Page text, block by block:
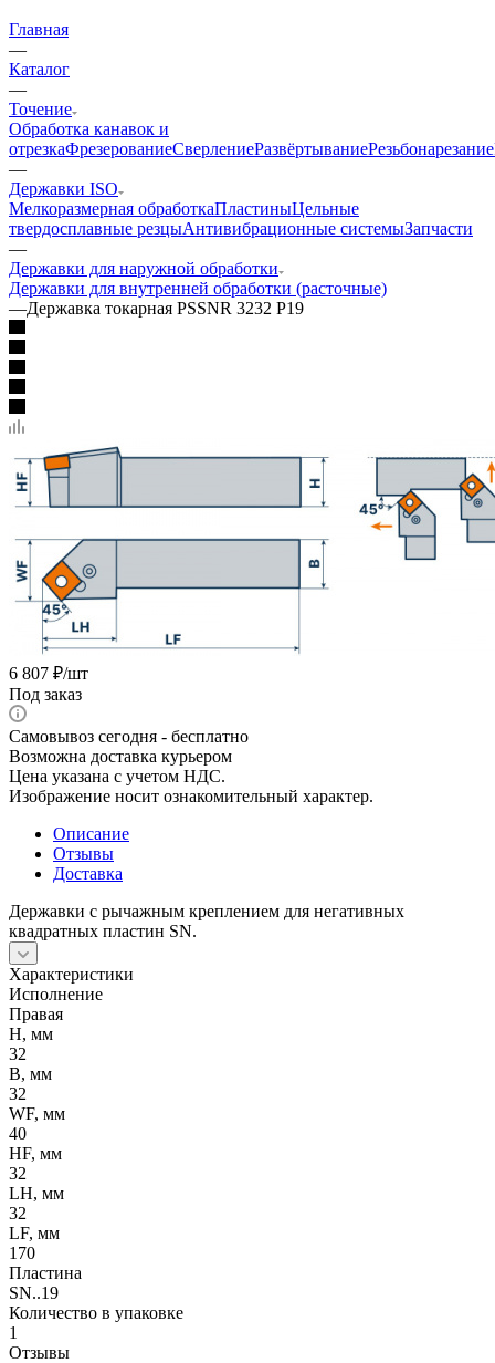
Главная
—
Каталог
—
Точение
Обработка канавок и
отрезкаФрезерованиеСверлениеРазвёртываниеРезьбонарезание
—
Державки ISO
Мелкоразмерная обработкаПластиныЦельные
твердосплавные резцыАнтивибрационные системыЗапчасти
—
Державки для наружной обработки
Державки для внутренней обработки (расточные)
—Державка токарная PSSNR 3232 P19
6 807 ₽/шт
Под заказ
Самовывоз сегодня - бесплатно
Возможна доставка курьером
Цена указана с учетом НДС.
Изображение носит ознакомительный характер.
Описание
Отзывы
Доставка
Державки с рычажным креплением для негативных
квадратных пластин SN.
Характеристики
Исполнение
Правая
H, мм
32
B, мм
32
WF, мм
40
HF, мм
32
LH, мм
32
LF, мм
170
Пластина
SN..19
Количество в упаковке
1
Отзывы